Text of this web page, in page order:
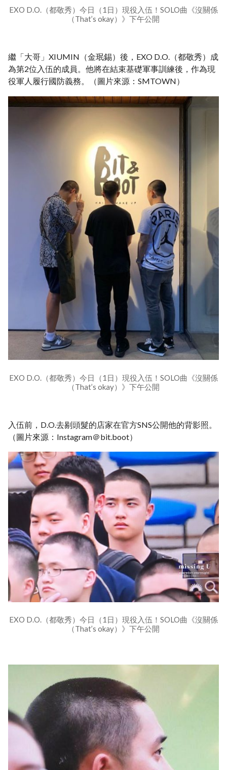
EXO D.O.（都敬秀）今日（1日）現役入伍！SOLO曲《沒關係
（That’s okay）》下午公開
繼「大哥」XIUMIN（金珉錫）後，EXO D.O.（都敬秀）成
為第2位入伍的成員。他將在結束基礎軍事訓練後，作為現
役軍人履行國防義務。（圖片來源：SMTOWN）
EXO D.O.（都敬秀）今日（1日）現役入伍！SOLO曲《沒關係
（That’s okay）》下午公開
入伍前，D.O.去剔頭髮的店家在官方SNS公開他的背影照。
（圖片來源：Instagram＠bit.boot）
EXO D.O.（都敬秀）今日（1日）現役入伍！SOLO曲《沒關係
（That’s okay）》下午公開